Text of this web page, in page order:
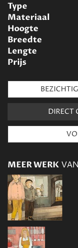
Type
Materiaal
Hoogte
Breedte
Lengte
Prijs
DIRECT
MEER WERK